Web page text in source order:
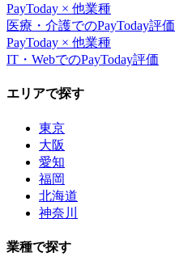
PayToday × 他業種
医療・介護でのPayToday評価
PayToday × 他業種
IT・WebでのPayToday評価
エリアで探す
東京
大阪
愛知
福岡
北海道
神奈川
業種で探す